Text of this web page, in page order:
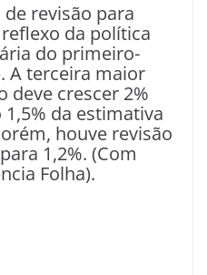
revisão para
da política
do primeiro-
A terceira maior
deve crescer 2%
da estimativa
houve revisão
1,2%. (Com
Folha).